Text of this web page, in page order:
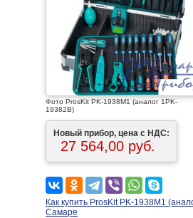
Фото ProsKit PK-1938M1 (аналог 1PK-
19382B)
Новый прибор, цена с НДС:
27 564,00 руб.
Как купить ProsKit PK-1938M1
Самаре